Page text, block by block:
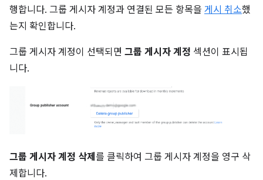
행합니다. 그룹 게시자 계정과 연결된 모든 항목을 게시 취소했
는지 확인합니다.
그룹 게시자 계정이 선택되면 그룹 게시자 계정 섹션이 표시됩
니다.
그룹 게시자 계정 삭제 를 클릭하여 그룹 게시자 계정을 영구 삭
제합니다.